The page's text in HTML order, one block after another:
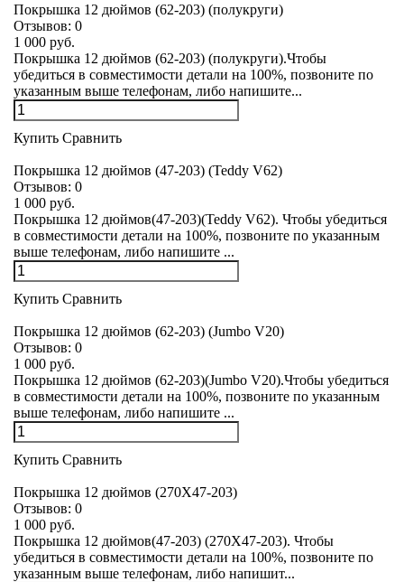
Покрышка 12 дюймов (62-203) (полукруги)
Отзывов: 0
1 000 руб.
Покрышка 12 дюймов (62-203) (полукруги).Чтобы
убедиться в совместимости детали на 100%, позвоните по
указанным выше телефонам, либо напишите...
Купить Сравнить
Покрышка 12 дюймов (47-203) (Teddy V62)
Отзывов: 0
1 000 руб.
Покрышка 12 дюймов(47-203)(Teddy V62). Чтобы убедиться
в совместимости детали на 100%, позвоните по указанным
выше телефонам, либо напишите ...
Купить Сравнить
Покрышка 12 дюймов (62-203) (Jumbo V20)
Отзывов: 0
1 000 руб.
Покрышка 12 дюймов (62-203)(Jumbo V20).Чтобы убедиться
в совместимости детали на 100%, позвоните по указанным
выше телефонам, либо напишите ...
Купить Сравнить
Покрышка 12 дюймов (270Х47-203)
Отзывов: 0
1 000 руб.
Покрышка 12 дюймов(47-203) (270Х47-203). Чтобы
убедиться в совместимости детали на 100%, позвоните по
указанным выше телефонам, либо напишит...